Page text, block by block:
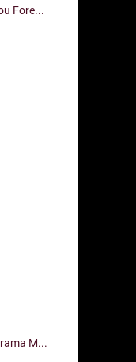
Fore...
M...